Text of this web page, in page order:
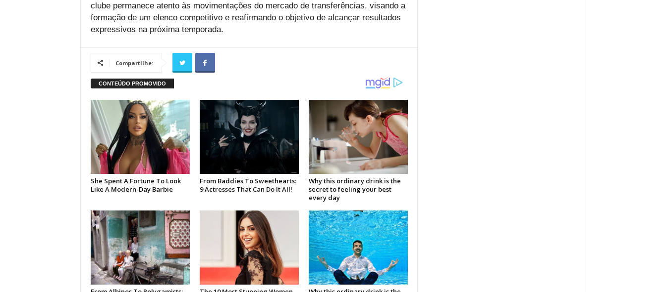
clube permanece atento às movimentações do mercado de transferências, visando a
formação de um elenco competitivo e reafirmando o objetivo de alcançar resultados
expressivos na próxima temporada.
Compartilhe: